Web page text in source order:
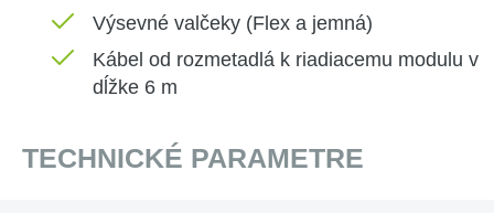
Výsevné valčeky (Flex a jemná)
Kábel od rozmetadlá k riadiacemu modulu v
dĺžke 6 m
TECHNICKÉ PARAMETRE